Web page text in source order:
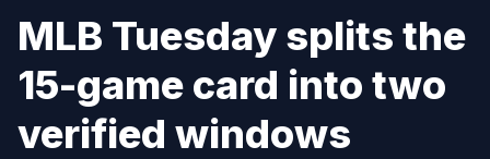
MLB Tuesday splits the
15-game card into two
verified windows